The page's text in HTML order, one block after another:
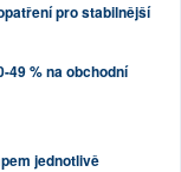
pro stabilnější
49 % na obchodní
jednotlivě